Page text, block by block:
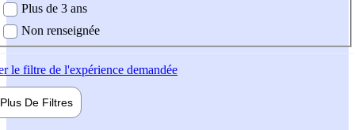
Plus de 3 ans
Non renseignée
le filtre de l'expérience demandée
Plus De Filtres